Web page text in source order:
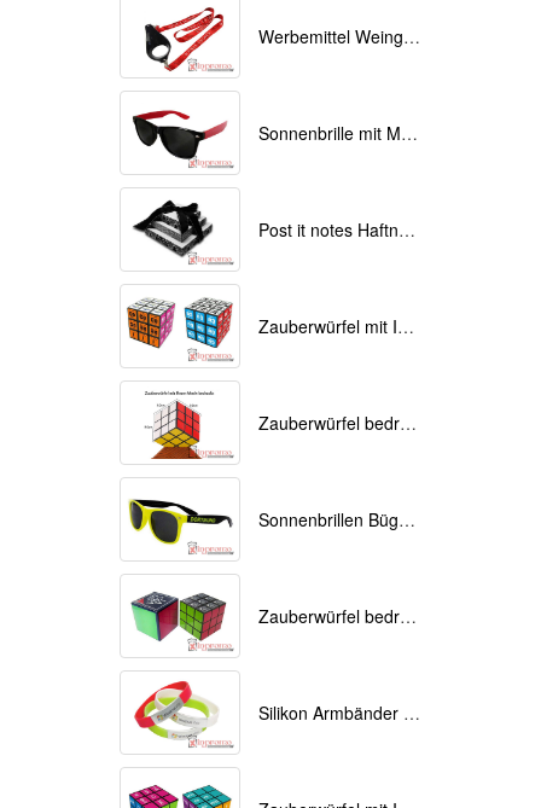
Werbemittel Weinglas Lanyards bedrucken
Sonnenbrille mit Motiv bedruckt
Post it notes Haftnotizen mit Individuellem Druck
Zauberwürfel mit Ihrem Logo als Werbemittel
Zauberwürfel bedruckt als Werbemittel 9cmx9cmx9cm
Sonnenbrillen Bügel bedrucken
Zauberwürfel bedrucken als Werbeartikel
Silikon Armbänder mit Ihrem Logo bedruckt